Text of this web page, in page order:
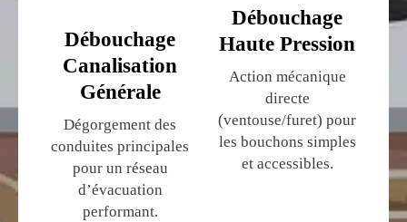
Débouchage
Canalisation
Générale
Dégorgement des
conduites principales
pour un réseau
d’évacuation
performant.
Débouchage
Haute Pression
Action mécanique
directe
(ventouse/furet) pour
les bouchons simples
et accessibles.